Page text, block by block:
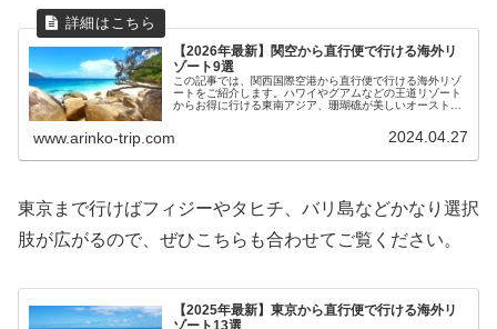
【2026年最新】関空から直行便で行ける海外リ
ゾート9選
この記事では、関西国際空港から直行便で行ける海外リゾ
ートをご紹介します。ハワイやグアムなどの王道リゾート
からお得に行ける東南アジア、珊瑚礁が美しいオーストラ
ます。なお、航空会社や所要時間などの情報は2026年4月
時点のものになります。
www.arinko-trip.com 2024.04.27
東京まで行けばフィジーやタヒチ、バリ島などかなり選択
肢が広がるので、ぜひこちらも合わせてご覧ください。
【2025年最新】東京から直行便で行ける海外リ
ゾート13選